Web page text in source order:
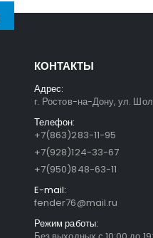
КОНТАКТЫ
Адрес:
г. Ростов-на-Дону, ул.
Телефон:
+7(863)283-11-95
+7(928)124-33-67
+7(950)848-63-11
E-mail:
fender76@mail.ru
Режим работы: